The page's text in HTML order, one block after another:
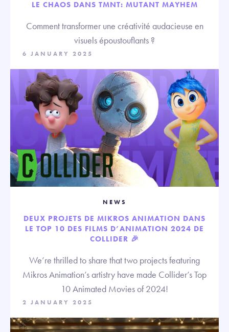
LE CHAOS DANS TMNT: MUTANT MAYHEM
Comment transformer une créativité audacieuse en
visuels époustouflants ?
6 JANUARY 2025
NEWS
DEUX PROJETS DE MIKROS ANIMATION DANS
LE TOP 10 DES FILMS D’ANIMATION 2024 DE
COLLIDER 🎉
We’re thrilled to share that two projects featuring
Mikros Animation’s artistry have made Collider’s Top
10 Animated Movies of 2024!
2 JANUARY 2025